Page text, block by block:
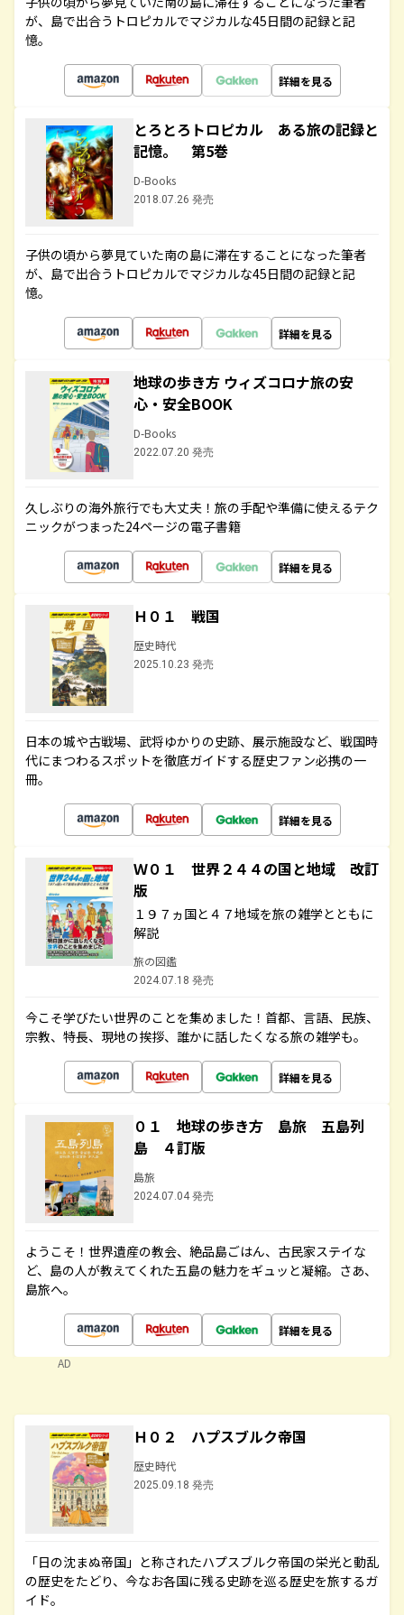
が、島で出合うトロピカルでマジカルな45日間の記録と記
憶。
詳細を見る
とろとろトロピカル ある旅の記録と
記憶。 第5巻
D-Books
2018.07.26 発売
子供の頃から夢見ていた南の島に滞在することになった筆者
が、島で出合うトロピカルでマジカルな45日間の記録と記
憶。
詳細を見る
地球の歩き方 ウィズコロナ旅の安
心・安全BOOK
D-Books
2022.07.20 発売
久しぶりの海外旅行でも大丈夫！旅の手配や準備に使えるテク
ニックがつまった24ページの電子書籍
詳細を見る
Ｈ０１ 戦国
歴史時代
2025.10.23 発売
日本の城や古戦場、武将ゆかりの史跡、展示施設など、戦国時
代にまつわるスポットを徹底ガイドする歴史ファン必携の一
冊。
詳細を見る
Ｗ０１ 世界２４４の国と地域 改訂
版
１９７ヵ国と４７地域を旅の雑学とともに
解説
旅の図鑑
2024.07.18 発売
今こそ学びたい世界のことを集めました！首都、言語、民族、
宗教、特長、現地の挨拶、誰かに話したくなる旅の雑学も。
詳細を見る
０１ 地球の歩き方 島旅 五島列
島 ４訂版
島旅
2024.07.04 発売
ようこそ！世界遺産の教会、絶品島ごはん、古民家ステイな
ど、島の人が教えてくれた五島の魅力をギュッと凝縮。さあ、
島旅へ。
詳細を見る
AD
Ｈ０２ ハプスブルク帝国
歴史時代
2025.09.18 発売
「日の沈まぬ帝国」と称されたハプスブルク帝国の栄光と動乱
の歴史をたどり、今なお各国に残る史跡を巡る歴史を旅するガ
イド。